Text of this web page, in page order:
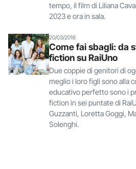
tempo, il film di Liliana
2023 e ora in sala.
20/03/2016
Come fai sbagli: da
fiction su RaiUno
Due coppie di genitori di
meglio i loro figli sono alla
educativo perfetto sono i
fiction in sei puntate di
Guzzanti, Loretta Goggi,
Solenghi.